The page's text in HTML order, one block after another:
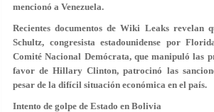
mencionó a Venezuela.
Recientes documentos de Wiki Leaks revelan
Schultz, congresista estadounidense por
Comité Nacional Demócrata, que manipuló las
favor de Hillary Clinton, patrocinó las
pesar de la difícil situación económica en el país.
Intento de golpe de Estado en Bolivia